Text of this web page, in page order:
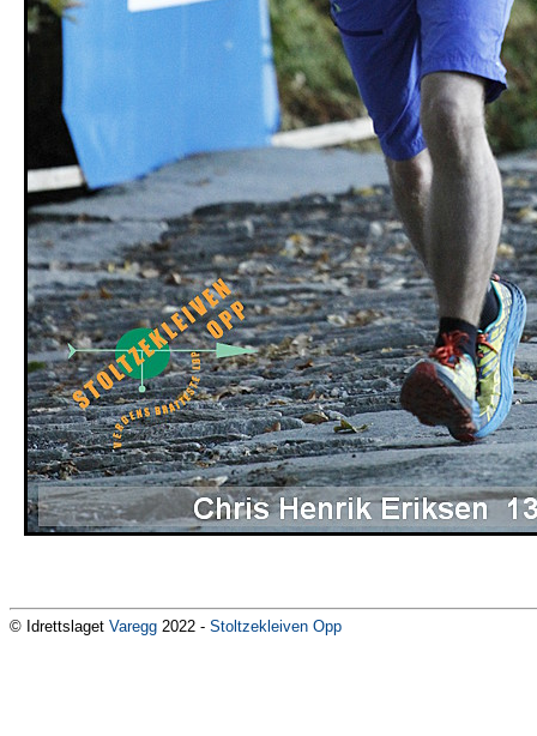
© Idrettslaget Varegg 2022 - Stoltzekleiven Opp